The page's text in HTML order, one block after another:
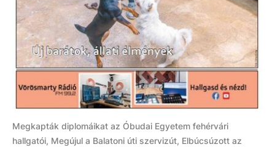
Megkapták diplomáikat az Óbudai Egyetem fehérvári
hallgatói, Megújul a Balatoni úti szervizút, Elbúcsúzott az